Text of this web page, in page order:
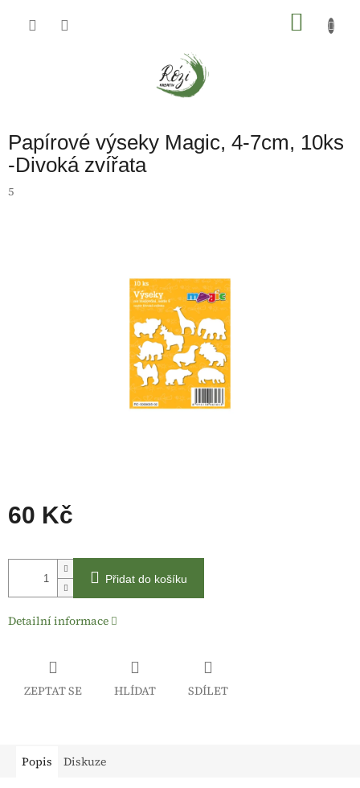
Papírové výseky Magic, 4-7cm, 10ks
-Divoká zvířata
5
60 Kč
cena:
Přidat do košíku
Detailní informace
ZEPTAT SE HLÍDAT SDÍLET
Popis Diskuze